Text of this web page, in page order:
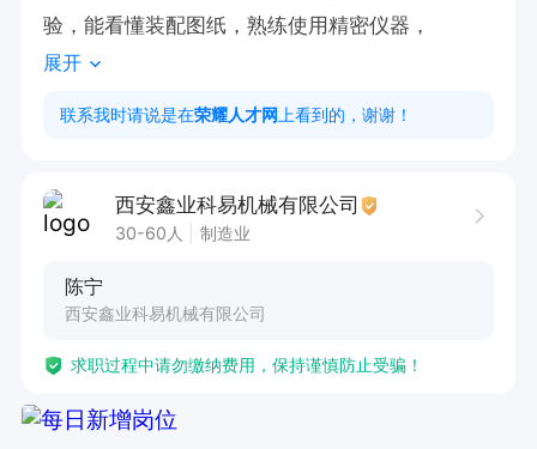
验，能看懂装配图纸，熟练使用精密仪器，
展开
联系我时请说是在荣耀人才网 上看到的，谢谢！
西安鑫业科易机械有限公司
30-60人 制造业
陈宁
西安鑫业科易机械有限公司
求职过程中请勿缴纳费用，保持谨慎防止受骗！